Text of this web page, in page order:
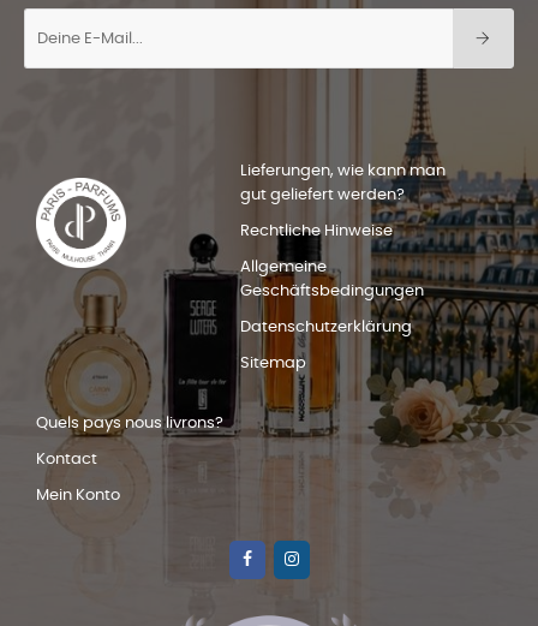
Lieferungen, wie kann man
gut geliefert werden?
Rechtliche Hinweise
Allgemeine
Geschäftsbedingungen
Datenschutzerklärung
Sitemap
Quels pays nous livrons?
Kontact
Mein Konto